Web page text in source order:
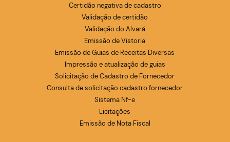
Certidão negativa de cadastro
Validação de certidão
Validação do Alvará
Emissão de Vistoria
Emissão de Guias de Receitas Diversas
Impressão e atualização de guias
Solicitação de Cadastro de Fornecedor
Consulta de solicitação cadastro fornecedor
Sistema Nf-e
Licitações
Emissão de Nota Fiscal